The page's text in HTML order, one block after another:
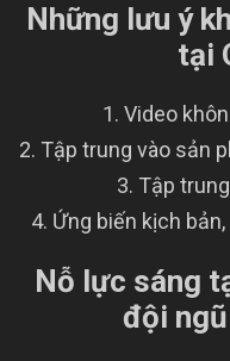
Những lưu ý
tại
Video
Tập trung vào sản
Tập
Ứng biến kịch
Nỗ lực sáng
đội